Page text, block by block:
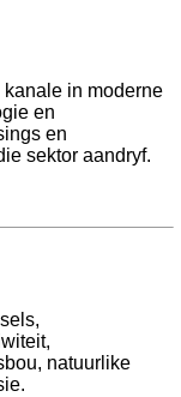
in moderne
en
en
sektor aandryf.
natuurlike